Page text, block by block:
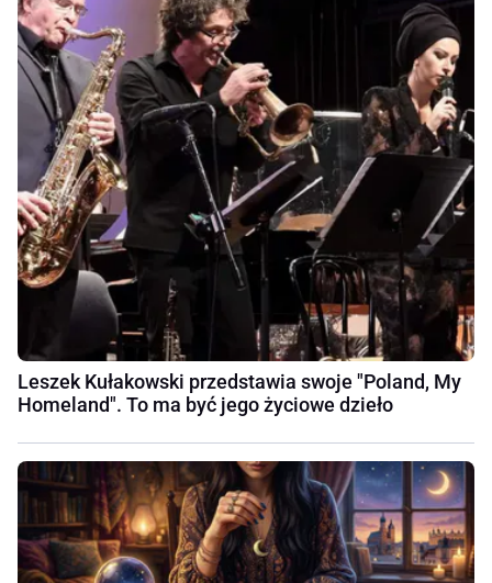
Leszek Kułakowski przedstawia swoje "Poland, My
Homeland". To ma być jego życiowe dzieło